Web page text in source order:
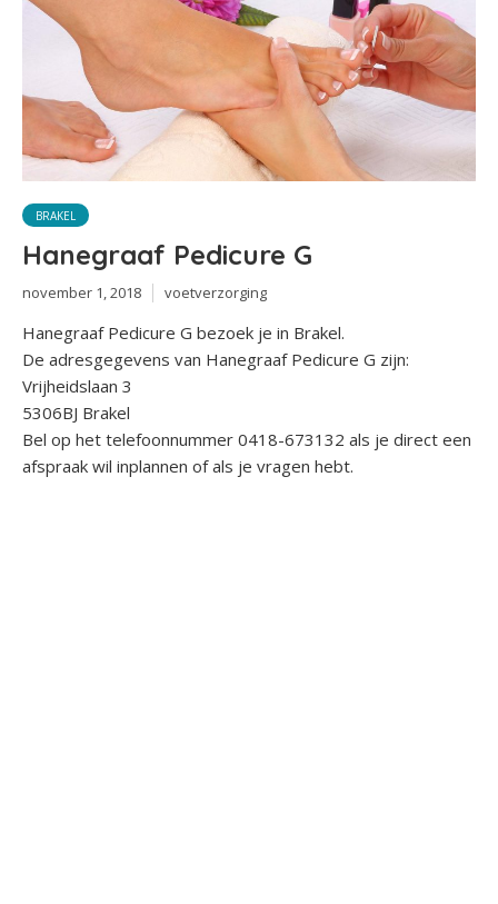
BRAKEL
Hanegraaf Pedicure G
november 1, 2018 voetverzorging
Hanegraaf Pedicure G bezoek je in Brakel.
De adresgegevens van Hanegraaf Pedicure G zijn:
Vrijheidslaan 3
5306BJ Brakel
Bel op het telefoonnummer 0418-673132 als je direct een
afspraak wil inplannen of als je vragen hebt.